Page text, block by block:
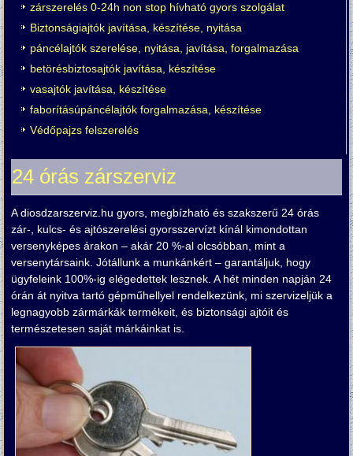
zárszerelés 0-24h non stop hívható gyors szolgálat
Biztonságiajtók javítása, készítése, nyitása
páncélajtók szerelése, nyitása, javítása, forgalmazása
betörésbiztosajtók javítása, készítése
vasajtók javítása, készítése
faborításúpáncélajtók forgalmazása, készítése
Védőpajzs felszerelés
24 órás zárszerviz
A diosdzarszerviz.hu gyors, megbízható és szakszerű 24 órás
zár-, kulcs- és ajtószerelési gyorsszervízt kínál kimondottan
versenyképes árakon – akár 20 %-al olcsóbban, mint a
versenytársaink. Jótállunk a munkánkért – garantáljuk, hogy
ügyfeleink 100%-ig elégedettek lesznek. A hét minden napján 24
órán át nyitva tartó gépműhellyel rendelkezünk, mi szervizeljük a
legnagyobb zármárkák termékeit, és biztonsági ajtóit és
természetesen saját márkáinkat is.